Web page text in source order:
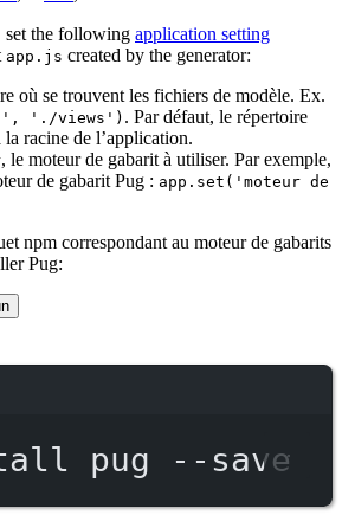
set the following application setting
app.js created by the generator:
où se trouvent les fichiers de modèle. Ex.
'./views') . Par défaut, le répertoire
la racine de l’application.
, le moteur de gabarit à utiliser. Par exemple,
de gabarit Pug : app.set('moteur de
npm correspondant au moteur de gabarits
Pug:
pug --save